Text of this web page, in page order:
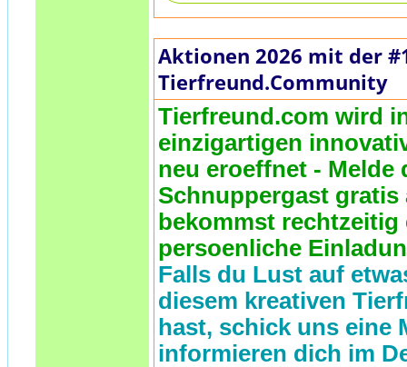
Aktionen 2026 mit der
Tierfreund.Community
Tierfreund.com wird
einzigartigen
neu eroeffnet - Melde
Schnuppergast gratis
bekommst rechtzeitig
persoenliche
Falls du Lust auf
diesem kreativen
hast, schick uns eine
informieren dich im